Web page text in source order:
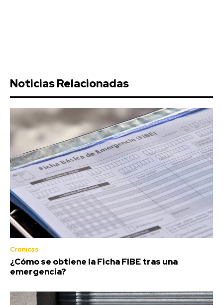
Noticias Relacionadas
Crónicas
¿Cómo se obtiene la Ficha FIBE tras una
emergencia?